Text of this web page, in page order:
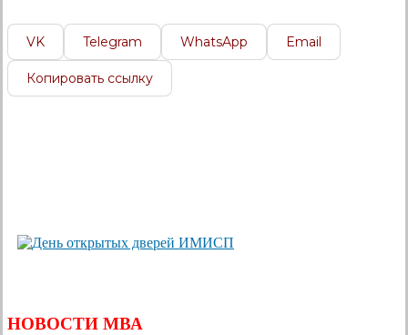
VK Telegram WhatsApp Email
Копировать ссылку
НОВОСТИ МВА